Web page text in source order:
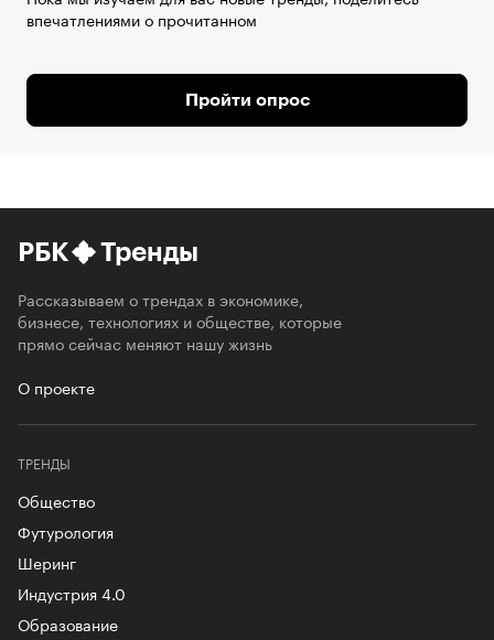
впечатлениями о прочитанном
Пройти опрос
РБК Тренды
Рассказываем о трендах в экономике,
бизнесе, технологиях и обществе, которые
прямо сейчас меняют нашу жизнь
О проекте
ТРЕНДЫ
Общество
Футурология
Шеринг
Индустрия 4.0
Образование